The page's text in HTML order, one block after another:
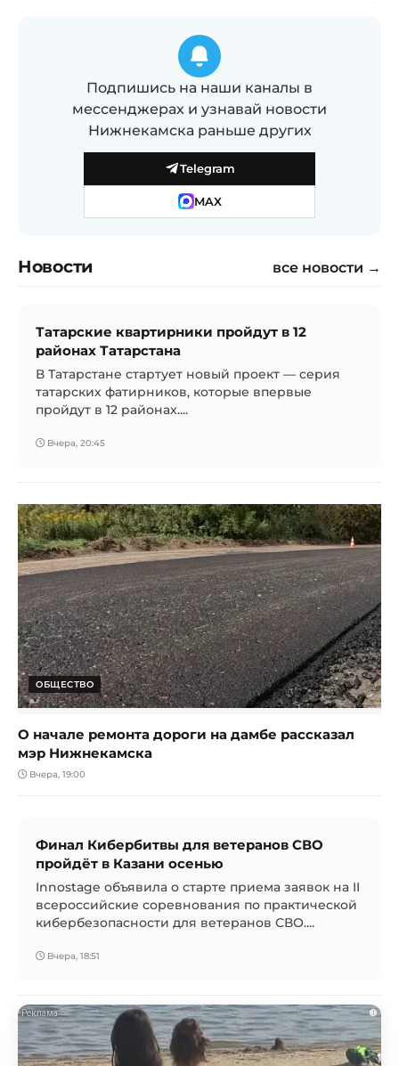
Подпишись на наши каналы в
мессенджерах и узнавай новости
Нижнекамска раньше других
Telegram
MAX
Новости все новости →
Татарские квартирники пройдут в 12
районах Татарстана
В Татарстане стартует новый проект — серия
татарских фатирников, которые впервые
пройдут в 12 районах....
Вчера, 20:45
ОБЩЕСТВО
О начале ремонта дороги на дамбе рассказал
мэр Нижнекамска
Вчера, 19:00
Финал Кибербитвы для ветеранов СВО
пройдёт в Казани осенью
Innostage объявила о старте приема заявок на II
всероссийские соревнования по практической
кибербезопасности для ветеранов СВО....
Вчера, 18:51
i